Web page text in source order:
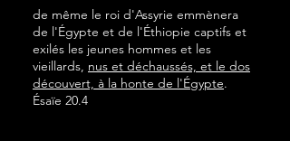
de même le roi d'Assyrie emmènera
de l'Égypte et de l'Éthiopie captifs et
exilés les jeunes hommes et les
vieillards, nus et déchaussés, et le dos
découvert, à la honte de l'Égypte.
Ésaïe 20.4